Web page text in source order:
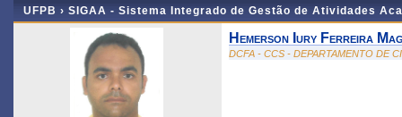
UFPB › SIGAA - Sistema Integrado de Gestão de Atividades
Hemerson Iury Ferreira
DCFA - CCS - DEPARTAMENTO DE